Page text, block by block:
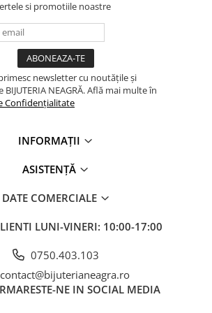
si promotiile noastre
newsletter cu noutățile și
NEAGRĂ. Află mai multe în
Confidențialitate
INFORMAȚII
ASISTENȚĂ
DATE COMERCIALE
LUNI-VINERI: 10:00-17:00
0750.403.103
contact@bijuterianeagra.ro
NE IN SOCIAL MEDIA